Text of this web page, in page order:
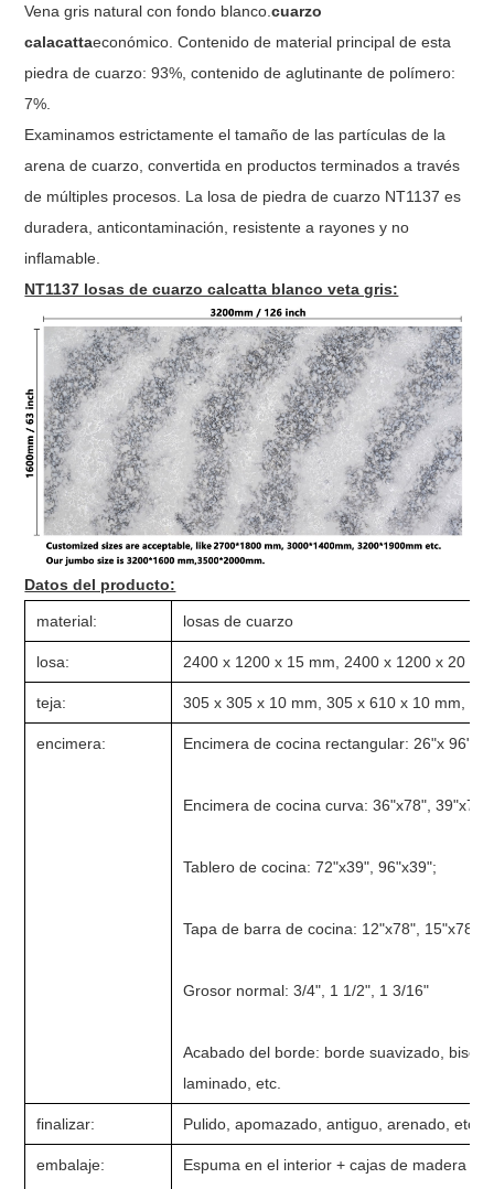
Vena gris natural con fondo blanco.cuarzo
calacattaeconómico. Contenido de material principal de esta
piedra de cuarzo: 93%, contenido de aglutinante de polímero:
7%.
Examinamos estrictamente el tamaño de las partículas de la
arena de cuarzo, convertida en productos terminados a través
de múltiples procesos. La losa de piedra de cuarzo NT1137 es
duradera, anticontaminación, resistente a rayones y no
inflamable.
NT1137 losas de cuarzo calcatta blanco veta gris:
Datos del producto:
material: losas de cuarzo
losa: 2400 x 1200 x 15 mm, 2400 x 1200 x 20
teja: 305 x 305 x 10 mm, 305 x 610 x 10 mm,
encimera: Encimera de cocina rectangular: 26"x 96",
Encimera de cocina curva: 36"x78",
Tablero de cocina: 72"x39", 96"x39";
Tapa de barra de cocina: 12"x78", 15"x78".
Grosor normal: 3/4", 1 1/2", 1 3/16"
Acabado del borde: borde suavizado,
laminado, etc.
finalizar: Pulido, apomazado, antiguo, arenado, etc.
embalaje:
Espuma en el interior + cajas de madera